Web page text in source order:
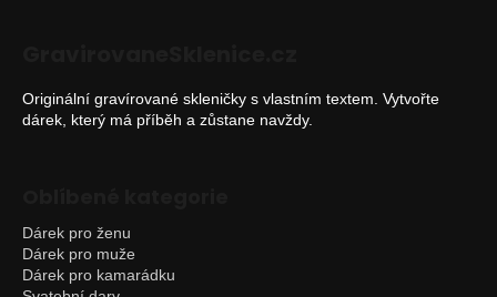
Originální gravírované skleničky s vlastním textem. Vytvořte
dárek, který má příběh a zůstane navždy.
Dárek pro ženu
Dárek pro muže
Dárek pro kamarádku